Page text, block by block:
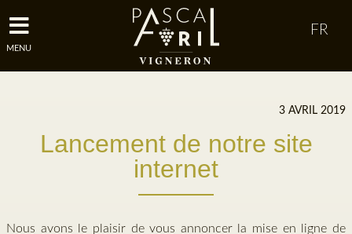
MENU
3 AVRIL 2019
Lancement de notre site
internet
Nous avons le plaisir de vous annoncer la mise en ligne de